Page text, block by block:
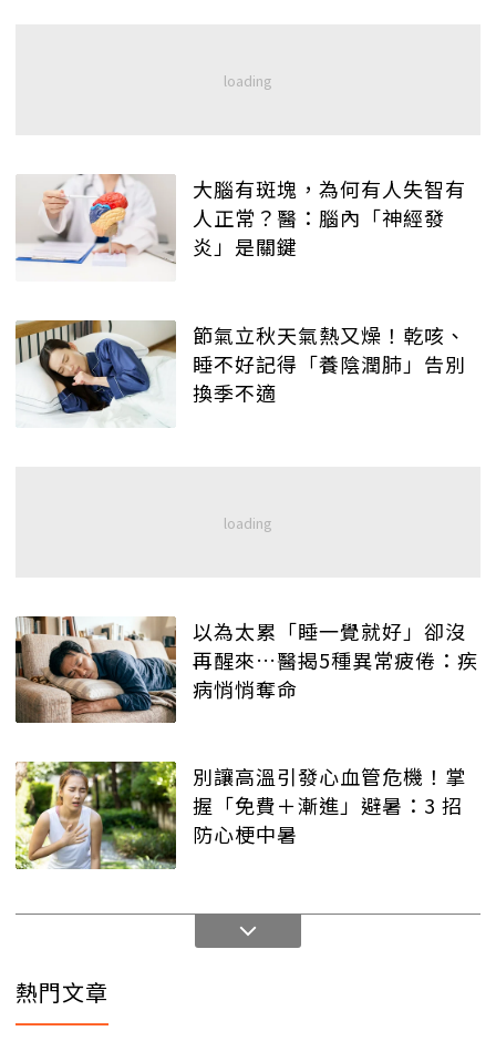
大腦有斑塊，為何有人失智有
人正常？醫：腦內「神經發
炎」是關鍵
節氣立秋天氣熱又燥！乾咳、
睡不好記得「養陰潤肺」告別
換季不適
以為太累「睡一覺就好」卻沒
再醒來…醫揭5種異常疲倦：疾
病悄悄奪命
別讓高溫引發心血管危機！掌
握「免費＋漸進」避暑：3 招
防心梗中暑
熱門文章